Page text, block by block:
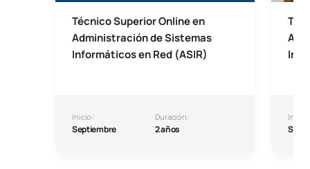
Técnico Superior Online en
Administración de Sistemas
Informáticos en Red (ASIR)
Inicio:
Septiembre
Duración:
2 años
Inicio: